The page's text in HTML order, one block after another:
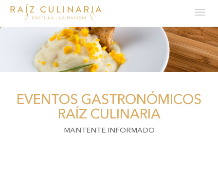
Pasar
contenido
principal
EVENTOS GASTRONÓMICOS
RAÍZ CULINARIA
MANTENTE INFORMADO